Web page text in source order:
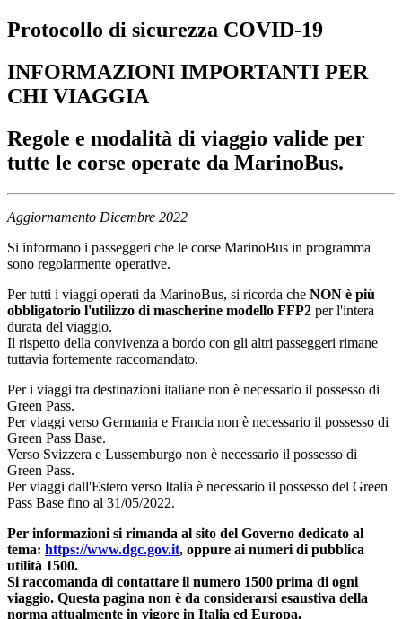
Protocollo di sicurezza COVID-19
INFORMAZIONI IMPORTANTI PER
CHI VIAGGIA​
Regole e modalità di viaggio valide per
tutte le corse operate da MarinoBus.
Aggiornamento Dicembre 2022
Si informano i passeggeri che le corse MarinoBus in programma
sono regolarmente operative.
Per tutti i viaggi operati da MarinoBus, si ricorda che NON è più
obbligatorio l'utilizzo di mascherine modello FFP2 per l'intera
durata del viaggio.
Il rispetto della convivenza a bordo con gli altri passeggeri rimane
tuttavia fortemente raccomandato.
Per i viaggi tra destinazioni italiane non è necessario il possesso di
Green Pass.
Per viaggi verso Germania e Francia non è necessario il possesso di
Green Pass Base.
Verso Svizzera e Lussemburgo non è necessario il possesso di
Green Pass.
Per viaggi dall'Estero verso Italia è necessario il possesso del Green
Pass Base fino al 31/05/2022.
Per informazioni si rimanda al sito del Governo dedicato al
tema: https://www.dgc.gov.it, oppure ai numeri di pubblica
utilità 1500.
Si raccomanda di contattare il numero 1500 prima di ogni
viaggio. Questa pagina non è da considerarsi esaustiva della
norma attualmente in vigore in Italia ed Europa.